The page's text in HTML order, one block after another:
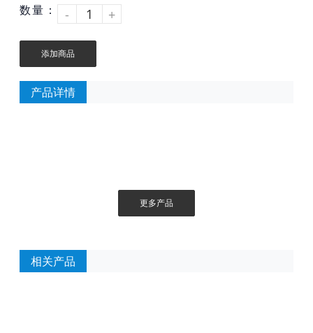
数量：
- +
添加商品
产品详情
更多产品
相关产品